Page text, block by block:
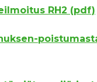
RH2 (pdf)